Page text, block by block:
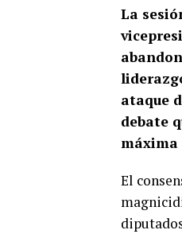
La
ataque
debate
El